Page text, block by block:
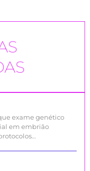
exame genético
em embrião